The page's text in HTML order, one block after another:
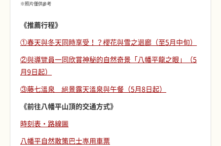
※照片僅供參考
《推薦行程》
①春天與冬天同時享受！？櫻花與雪之迴廊（至5月中旬）
②與導覽員一同欣賞神秘的自然奇景「八幡平龍之眼」（5
月9日起）
③藤七溫泉 絕景露天溫泉與午餐（5月8日起）
《前往八幡平山頂的交通方式》
時刻表・路線圖
八幡平自然散策巴士專用車票